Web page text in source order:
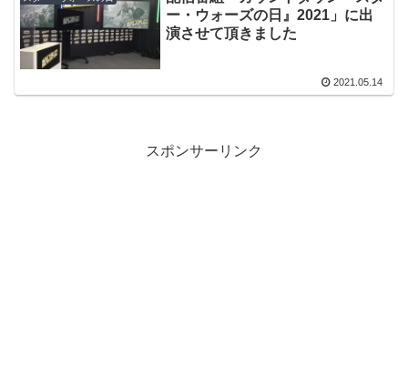
ー・ウォーズの日』2021」に出
演させて頂きました
2021.05.14
スポンサーリンク